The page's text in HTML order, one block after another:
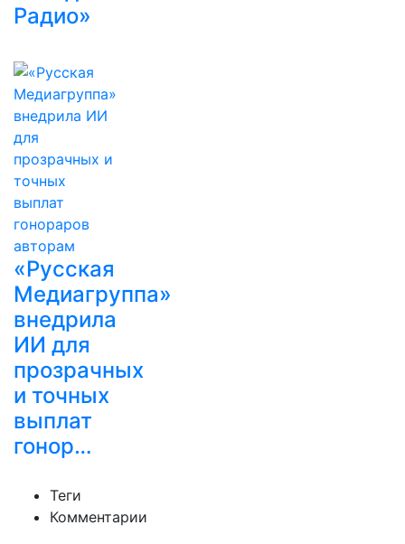
Радио»
«Русская
Медиагруппа»
внедрила
ИИ для
прозрачных
и точных
выплат
гонор…
Теги
Комментарии